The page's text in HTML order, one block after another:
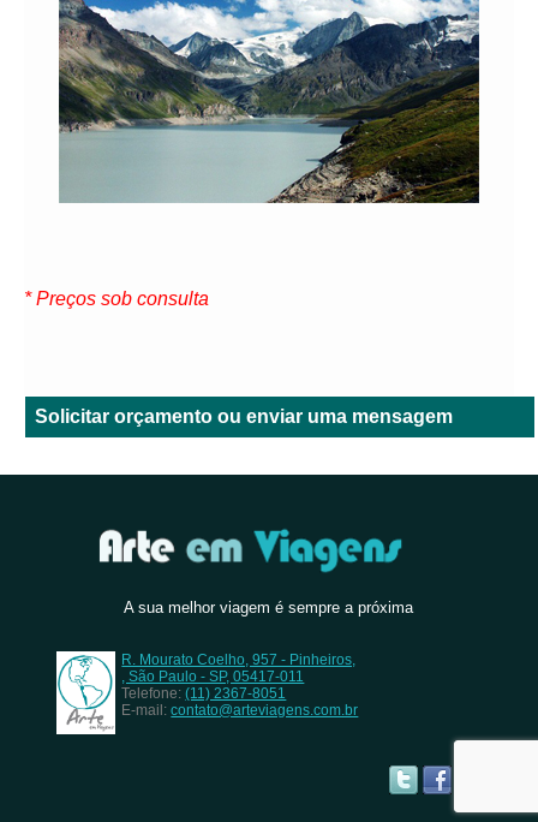
* Preços sob consulta
Solicitar orçamento ou enviar uma mensagem
A sua melhor viagem é sempre a próxima
R. Mourato Coelho, 957 - Pinheiros,
, São Paulo - SP, 05417-011
Telefone:(11) 2367-8051
E-mail:contato@arteviagens.com.br